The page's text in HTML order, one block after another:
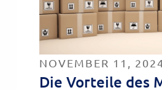
NOVEMBER 11,
Die Vorteile des